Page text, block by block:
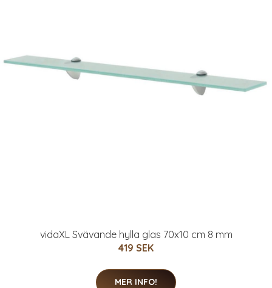
vidaXL Svävande hylla glas 70x10 cm 8 mm
419 SEK
MER INFO!